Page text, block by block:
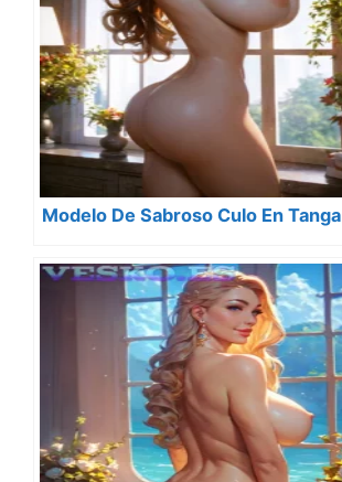
Modelo De Sabroso Culo En Tanga